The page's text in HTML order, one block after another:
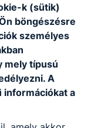
k (sütik)
böngészésre
személyes
mely típusú
A
információkat a